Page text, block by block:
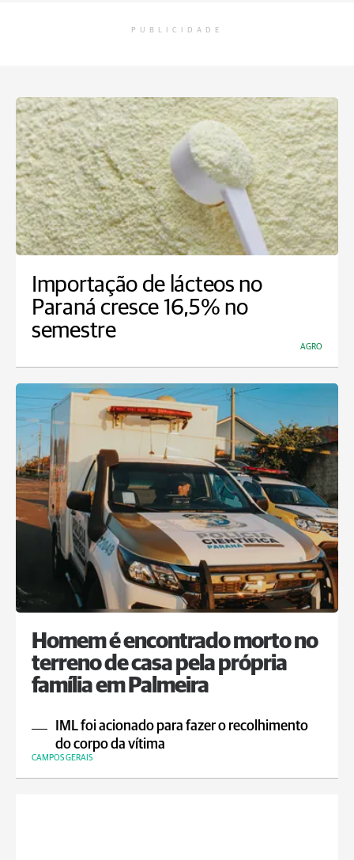
PUBLICIDADE
Importação de lácteos no
Paraná cresce 16,5% no
semestre
AGRO
Homem é encontrado morto no
terreno de casa pela própria
família em Palmeira
IML foi acionado para fazer o recolhimento
do corpo da vítima
CAMPOS GERAIS